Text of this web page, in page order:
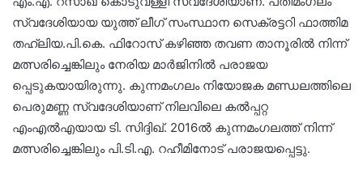
സ്വദേശിയായ യുത്ത് ലീഗ് സംസ്ഥാന സെക്രട്ടറി ഫാത്തിമ
തഹ്ലിയ.പി.കെ. ഫിറോസ് കഴിഞ്ഞ തവണ താനൂരിൽ നിന്ന്
മത്സരിച്ചെങ്കിലും നേരിയ മാർജിനിൽ പരാജയ
പ്പെടുകയായിരുന്നു. കുന്നമംഗലം നിയോജക മണ്ഡലത്തിലെ
പെരുമണ്ണ സ്വദേശിയാണ് നിലവിലെ കൽപ്പറ്റ
എംഎൽഎയായ ടി. സിദ്ദിഖ്. 2016ൽ കുന്നമംഗലത്ത് നിന്ന്
മത്സരിച്ചെങ്കിലും പി.ടി.എ. റഹീമിനോട് പരാജയപ്പെട്ടു.